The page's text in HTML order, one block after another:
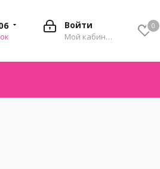
0
Войти
Мой кабинет